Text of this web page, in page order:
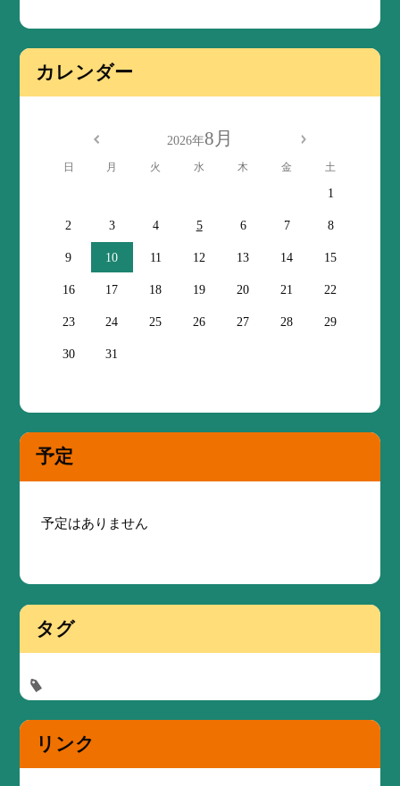
カレンダー
2026年8月
日 月 火 水 木 金 土
1
2 3 4 5 6 7 8
9 10 11 12 13 14 15
16 17 18 19 20 21 22
23 24 25 26 27 28 29
30 31
予定
予定はありません
タグ
リンク